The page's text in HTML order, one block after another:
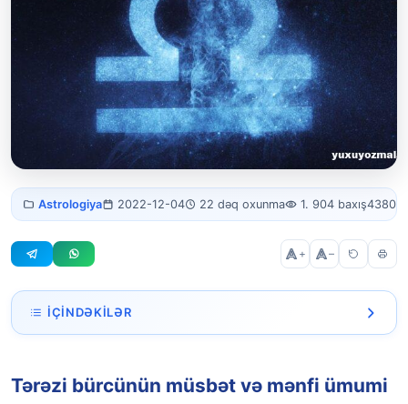
Tərəzi bürcü haqqında ümumi
məlumat ♎
Astrologiya 2022-12-04 22 dəq oxunma 1. 904 baxış4380
+ –
İÇINDƏKILƏR
Tərəzi bürcünün xüsusiyyətləri (23 sentyabr – 23 oktyabr)
Tərəzi bürcünün müsbət və mənfi ümumi